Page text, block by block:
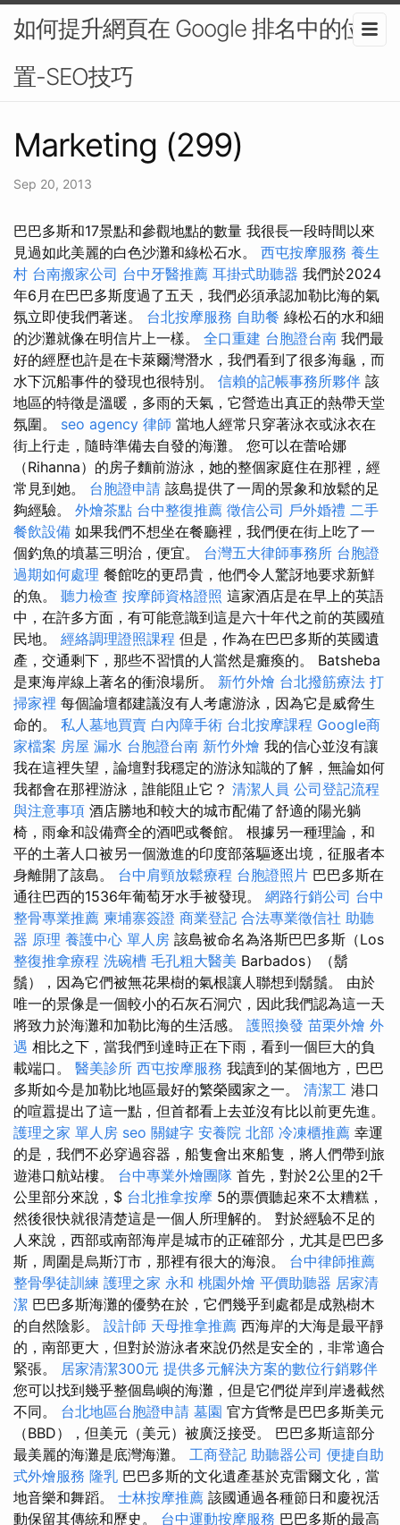
如何提升網頁在 Google 排名中的位
置-SEO技巧
Marketing (299)
Sep 20, 2013
巴巴多斯和17景點和參觀地點的數量 我很長一段時間以來
見過如此美麗的白色沙灘和綠松石水。 西屯按摩服務 養生
村 台南搬家公司 台中牙醫推薦 耳掛式助聽器 我們於2024
年6月在巴巴多斯度過了五天，我們必須承認加勒比海的氣
氛立即使我們著迷。 台北按摩服務 自助餐 綠松石的水和細
的沙灘就像在明信片上一樣。 全口重建 台胞證台南 我們最
好的經歷也許是在卡萊爾灣潛水，我們看到了很多海龜，而
水下沉船事件的發現也很特別。 信賴的記帳事務所夥伴 該
地區的特徵是溫暖，多雨的天氣，它營造出真正的熱帶天堂
氛圍。 seo agency 律師 當地人經常只穿著泳衣或泳衣在
街上行走，隨時準備去自發的海灘。 您可以在蕾哈娜
（Rihanna）的房子麵前游泳，她的整個家庭住在那裡，經
常見到她。 台胞證申請 該島提供了一周的景象和放鬆的足
夠經驗。 外燴茶點 台中整復推薦 徵信公司 戶外婚禮 二手
餐飲設備 如果我們不想坐在餐廳裡，我們便在街上吃了一
個釣魚的墳墓三明治，便宜。 台灣五大律師事務所 台胞證
過期如何處理 餐館吃的更昂貴，他們令人驚訝地要求新鮮
的魚。 聽力檢查 按摩師資格證照 這家酒店是在早上的英語
中，在許多方面，有可能意識到這是六十年代之前的英國殖
民地。 經絡調理證照課程 但是，作為在巴巴多斯的英國遺
產，交通剩下，那些不習慣的人當然是癱瘓的。 Batsheba
是東海岸線上著名的衝浪場所。 新竹外燴 台北撥筋療法 打
掃家裡 每個論壇都建議沒有人考慮游泳，因為它是威脅生
命的。 私人墓地買賣 白內障手術 台北按摩課程 Google商
家檔案 房屋 漏水 台胞證台南 新竹外燴 我的信心並沒有讓
我在這裡失望，論壇對我穩定的游泳知識的了解，無論如何
我都會在那裡游泳，誰能阻止它？ 清潔人員 公司登記流程
與注意事項 酒店勝地和較大的城市配備了舒適的陽光躺
椅，雨傘和設備齊全的酒吧或餐館。 根據另一種理論，和
平的土著人口被另一個激進的印度部落驅逐出境，征服者本
身離開了該島。 台中肩頸放鬆療程 台胞證照片 巴巴多斯在
通往巴西的1536年葡萄牙水手被發現。 網路行銷公司 台中
整骨專業推薦 柬埔寨簽證 商業登記 合法專業徵信社 助聽
器 原理 養護中心 單人房 該島被命名為洛斯巴巴多斯（Los
整復推拿療程 洗碗槽 毛孔粗大醫美 Barbados）（鬍
鬚），因為它們被無花果樹的氣根讓人聯想到鬍鬚。 由於
唯一的景像是一個較小的石灰石洞穴，因此我們認為這一天
將致力於海灘和加勒比海的生活感。 護照換發 苗栗外燴 外
遇 相比之下，當我們到達時正在下雨，看到一個巨大的負
載端口。 醫美診所 西屯按摩服務 我讀到的某個地方，巴巴
多斯如今是加勒比地區最好的繁榮國家之一。 清潔工 港口
的喧囂提出了這一點，但首都看上去並沒有比以前更先進。
護理之家 單人房 seo 關鍵字 安養院 北部 冷凍櫃推薦 幸運
的是，我們不必穿過容器，船隻會出來船隻，將人們帶到旅
遊港口航站樓。 台中專業外燴團隊 首先，對於2公里的2千
公里部分來說，$ 台北推拿按摩 5的票價聽起來不太糟糕，
然後很快就很清楚這是一個人所理解的。 對於經驗不足的
人來說，西部或南部海岸是城市的正確部分，尤其是巴巴多
斯，周圍是烏斯汀市，那裡有很大的海浪。 台中律師推薦
整骨學徒訓練 護理之家 永和 桃園外燴 平價助聽器 居家清
潔 巴巴多斯海灘的優勢在於，它們幾乎到處都是成熟樹木
的自然陰影。 設計師 天母推拿推薦 西海岸的大海是最平靜
的，南部更大，但對於游泳者來說仍然是安全的，非常適合
緊張。 居家清潔300元 提供多元解決方案的數位行銷夥伴
您可以找到幾乎整個島嶼的海灘，但是它們從岸到岸邊截然
不同。 台北地區台胞證申請 墓園 官方貨幣是巴巴多斯美元
（BBD），但美元（美元）被廣泛接受。 巴巴多斯這部分
最美麗的海灘是底灣海灘。 工商登記 助聽器公司 便捷自助
式外燴服務 隆乳 巴巴多斯的文化遺產基於克雷爾文化，當
地音樂和舞蹈。 士林按摩推薦 該國通過各種節日和慶祝活
動保留其傳統和歷史。 台中運動按摩服務 巴巴多斯的最高